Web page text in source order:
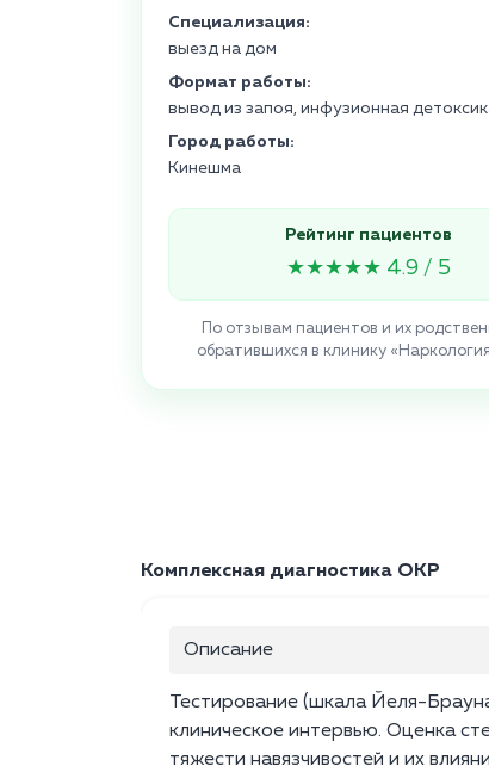
Специализация:
выезд на дом
Формат работы:
вывод из запоя, инфузионная
Город работы:
Кинешма
Рейтинг пациентов
★★★★★ 4.9 / 5
По отзывам пациентов и их
обратившихся в клинику
Комплексная диагностика ОКР
Описание
Тестирование (шкала Йеля-
клиническое интервью. Оценка
тяжести навязчивостей и их